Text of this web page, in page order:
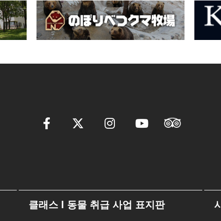
클래스 I 동물 취급 사업 표지판